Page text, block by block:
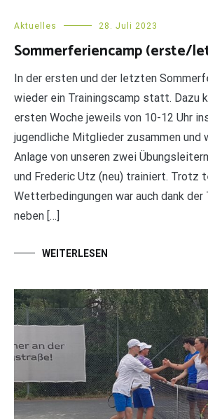
Aktuelles 28. Juli 2023
Sommerferiencamp (erste/
In der ersten und der letzten
wieder ein Trainingscamp statt. Dazu
ersten Woche jeweils von 10-12 Uhr
jugendliche Mitglieder zusammen und
Anlage von unseren zwei
und Frederic Utz (neu) trainiert. Trotz
Wetterbedingungen war auch dank der
neben […]
WEITERLESEN